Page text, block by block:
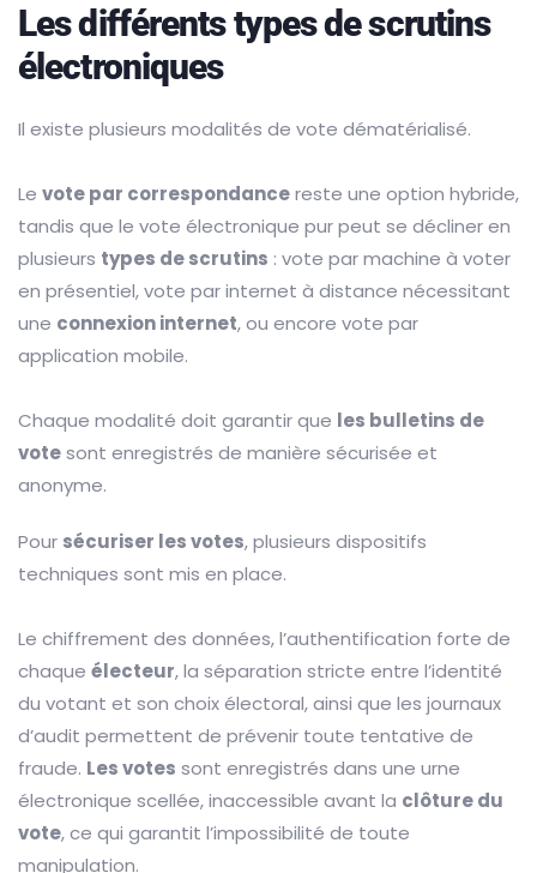
Les différents types de scrutins
électroniques
Il existe plusieurs modalités de vote dématérialisé.
Le vote par correspondancereste une option hybride,
tandis que le vote électronique pur peut se décliner en
plusieurs types de scrutins : vote par machine à voter
en présentiel, vote par internet à distance nécessitant
une connexion internet, ou encore vote par
application mobile.
Chaque modalité doit garantir que les bulletins de
votesont enregistrés de manière sécurisée et
anonyme.
Pour sécuriser les votes, plusieurs dispositifs
techniques sont mis en place.
Le chiffrement des données, l’authentification forte de
chaque électeur, la séparation stricte entre l’identité
du votant et son choix électoral, ainsi que les journaux
d’audit permettent de prévenir toute tentative de
fraude. Les votes sont enregistrés dans une urne
électronique scellée, inaccessible avant la clôture du
vote, ce qui garantit l’impossibilité de toute
manipulation.